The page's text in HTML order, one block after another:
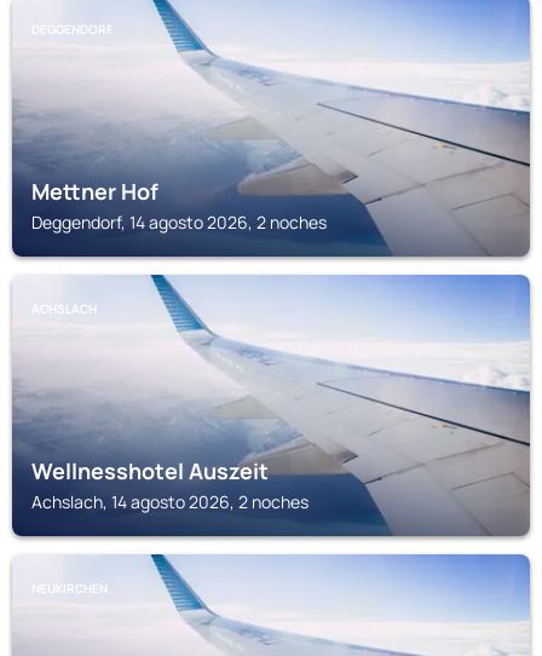
DEGGENDORF
Mettner Hof
Deggendorf, 14 agosto 2026, 2 noches
ACHSLACH
Wellnesshotel Auszeit
Achslach, 14 agosto 2026, 2 noches
NEUKIRCHEN